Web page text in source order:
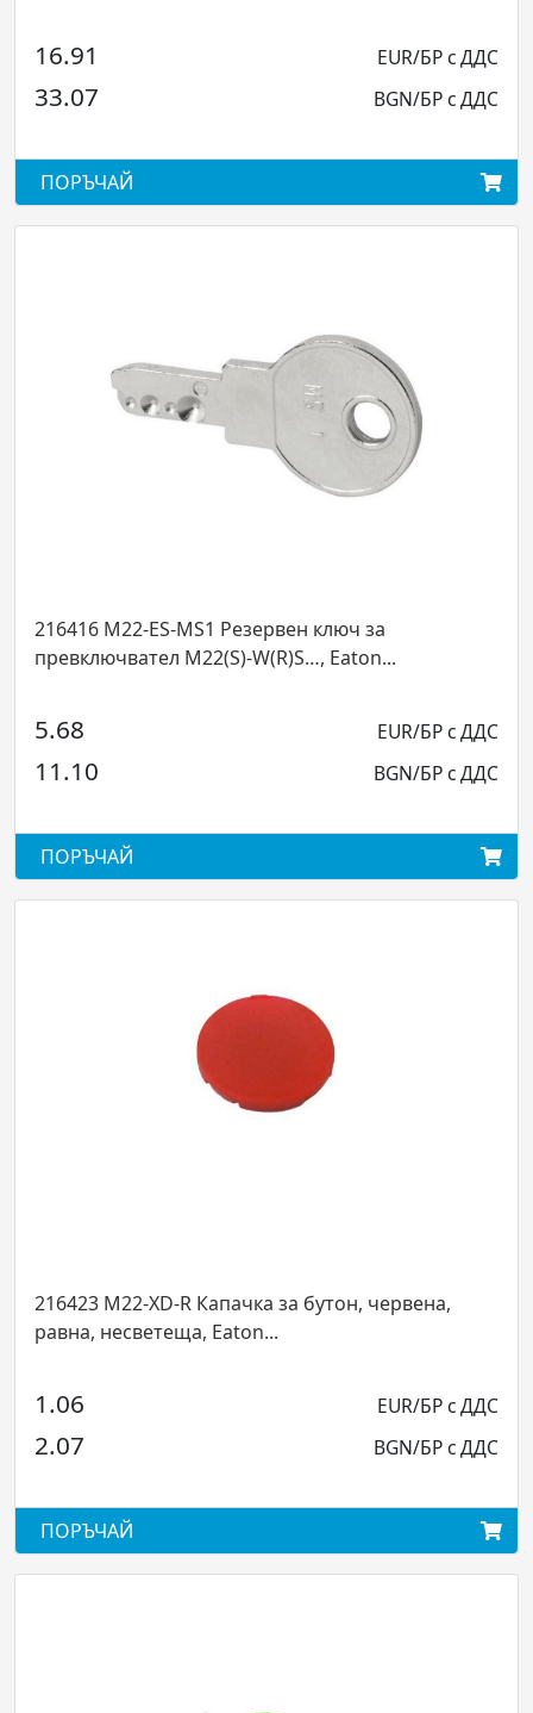
ES-MS1 Резервен ключ за
M22(S)-W(R)S…, Eaton...
XD-R Капачка за бутон, червена,
Eaton...
1.06
2.07
ПОРЪЧАЙ
9.25
18.10
ПОРЪЧАЙ
216816 M22-
12.74
24.93
ПОРЪЧАЙ